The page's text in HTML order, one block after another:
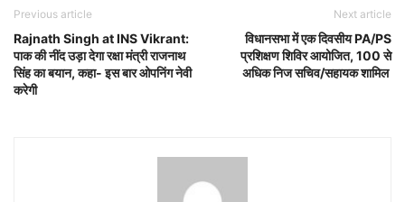
Previous article
Rajnath Singh at INS Vikrant:
पाक की नींद उड़ा देगा रक्षा मंत्री राजनाथ
सिंह का बयान, कहा- इस बार ओपनिंग नेवी
करेगी
Next article
विधानसभा में एक दिवसीय PA/PS
प्रशिक्षण शिविर आयोजित, 100 से
अधिक निज सचिव/सहायक शामिल